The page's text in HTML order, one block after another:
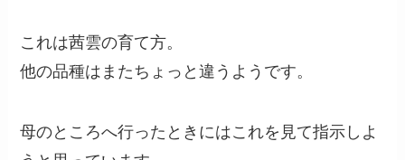
これは茜雲の育て方。
他の品種はまたちょっと違うようです。
母のところへ行ったときにはこれを見て指示しよ